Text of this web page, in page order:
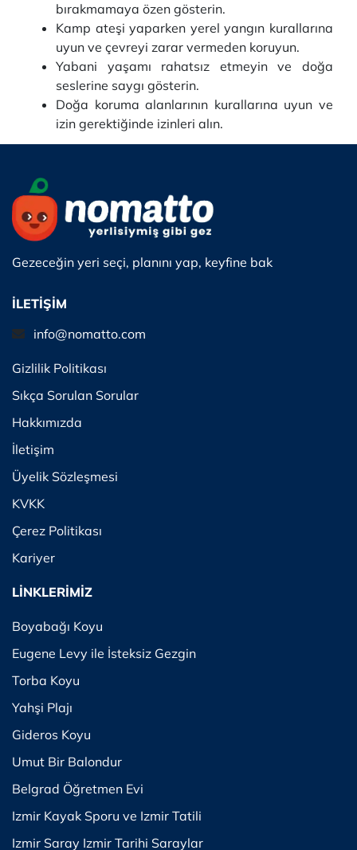
bırakmamaya özen gösterin.
Kamp ateşi yaparken yerel yangın kurallarına
uyun ve çevreyi zarar vermeden koruyun.
Yabani yaşamı rahatsız etmeyin ve doğa
seslerine saygı gösterin.
Doğa koruma alanlarının kurallarına uyun ve
izin gerektiğinde izinleri alın.
Gezeceğin yeri seçi, planını yap, keyfine bak
İLETİŞİM
info@nomatto.com
Gizlilik Politikası
Sıkça Sorulan Sorular
Hakkımızda
İletişim
Üyelik Sözleşmesi
KVKK
Çerez Politikası
Kariyer
LİNKLERİMİZ
Boyabağı Koyu
Eugene Levy ile İsteksiz Gezgin
Torba Koyu
Yahşi Plajı
Gideros Koyu
Umut Bir Balondur
Belgrad Öğretmen Evi
Izmir Kayak Sporu ve Izmir Tatili
Izmir Saray Izmir Tarihi Saraylar